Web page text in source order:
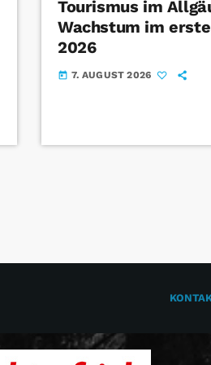
Tourismus im
Wachstum im
2026
today 7. AUGUST 2026